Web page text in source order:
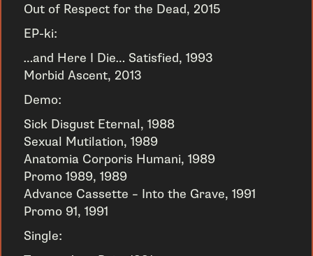
Out of Respect for the Dead, 2015
EP-ki:
…and Here I Die… Satisfied, 1993
Morbid Ascent, 2013
Demo:
Sick Disgust Eternal, 1988
Sexual Mutilation, 1989
Anatomia Corporis Humani, 1989
Promo 1989, 1989
Advance Cassette – Into the Grave, 1991
Promo 91, 1991
Single: